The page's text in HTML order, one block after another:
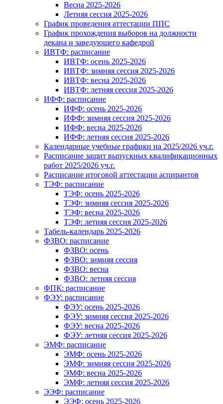
Весна 2025-2026
Летняя сессия 2025-2026
График проведения аттестации ППС
График прохождения выборов на должности
декана и заведующего кафедрой
ИВТФ: расписание
ИВТФ: осень 2025-2026
ИВТФ: зимняя сессия 2025-2026
ИВТФ: весна 2025-2026
ИВТФ: летняя сессия 2025-2026
ИФФ: расписание
ИФФ: осень 2025-2026
ИФФ: зимняя сессия 2025-2026
ИФФ: весна 2025-2026
ИФФ: летняя сессия 2025-2026
Календарные учебные графики на 2025/2026 уч.г.
Расписание защит выпускных квалификационных
работ 2025/2026 уч.г.
Расписание итоговой аттестации аспирантов
ТЭФ: расписание
ТЭФ: осень 2025-2026
ТЭФ: зимняя сессия 2025-2026
ТЭФ: весна 2025-2026
ТЭФ: летняя сессия 2025-2026
Табель-календарь 2025-2026
ФЗВО: расписание
ФЗВО: осень
ФЗВО: зимняя сессия
ФЗВО: весна
ФЗВО: летняя сессия
ФПК: расписание
ФЭУ: расписание
ФЭУ: осень 2025-2026
ФЭУ: зимняя сессия 2025-2026
ФЭУ: весна 2025-2026
ФЭУ: летняя сессия 2025-2026
ЭМФ: расписание
ЭМФ: осень 2025-2026
ЭМФ: зимняя сессия 2025-2026
ЭМФ: весна 2025-2026
ЭМФ: летняя сессия 2025-2026
ЭЭФ: расписание
ЭЭФ: осень 2025-2026